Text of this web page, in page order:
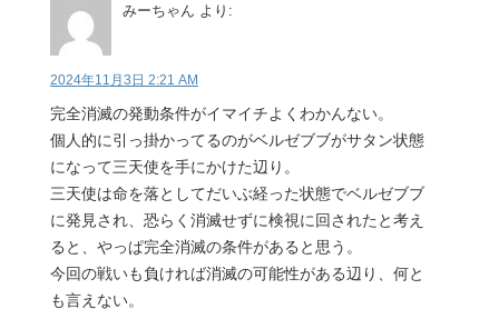
みーちゃん より:
2024年11月3日 2:21 AM
完全消滅の発動条件がイマイチよくわかんない。
個人的に引っ掛かってるのがベルゼブブがサタン状態
になって三天使を手にかけた辺り。
三天使は命を落としてだいぶ経った状態でベルゼブブ
に発見され、恐らく消滅せずに検視に回されたと考え
ると、やっぱ完全消滅の条件があると思う。
今回の戦いも負ければ消滅の可能性がある辺り、何と
も言えない。